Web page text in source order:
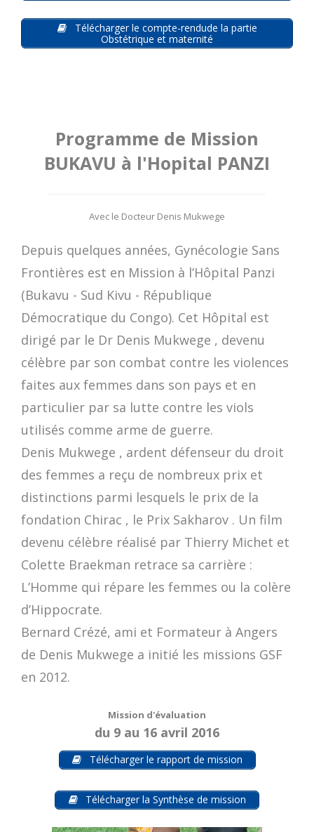
Télécharger le compte-rendude la partie
Obstétrique et maternité
Programme de Mission
BUKAVU à l'Hopital PANZI
Avec le Docteur Denis Mukwege
Depuis quelques années, Gynécologie Sans
Frontières est en Mission à l’Hôpital Panzi
(Bukavu - Sud Kivu - République
Démocratique du Congo). Cet Hôpital est
dirigé par le Dr Denis Mukwege , devenu
célèbre par son combat contre les violences
faites aux femmes dans son pays et en
particulier par sa lutte contre les viols
utilisés comme arme de guerre.
Denis Mukwege , ardent défenseur du droit
des femmes a reçu de nombreux prix et
distinctions parmi lesquels le prix de la
fondation Chirac , le Prix Sakharov . Un film
devenu célèbre réalisé par Thierry Michet et
Colette Braekman retrace sa carrière :
L’Homme qui répare les femmes ou la colère
d’Hippocrate.
Bernard Crézé, ami et Formateur à Angers
de Denis Mukwege a initié les missions GSF
en 2012.
Mission d'évaluation
du 9 au 16 avril 2016
Télécharger le rapport de mission
Télécharger la Synthèse de mission